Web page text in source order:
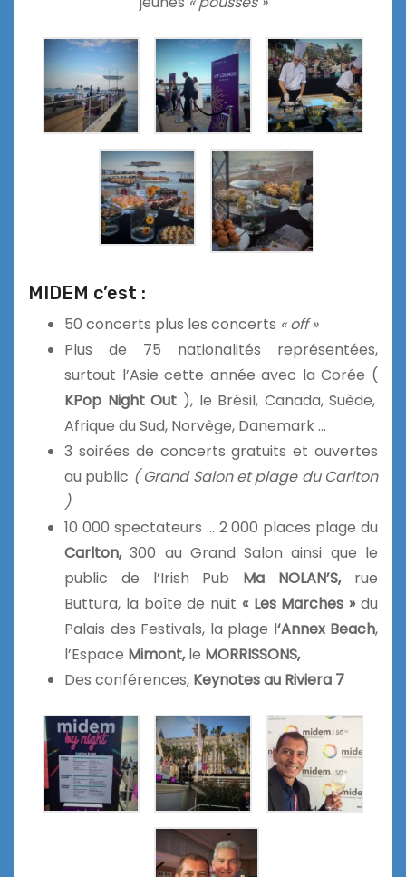
MIDEM c’est :
50 concerts plus les concerts « off »
Plus de 75 nationalités représentées,
surtout l’Asie cette année avec la Corée (
KPop Night Out ), le Brésil, Canada, Suède,
Afrique du Sud, Norvège, Danemark …
3 soirées de concerts gratuits et ouvertes
au public ( Grand Salon et plage du Carlton
)
10 000 spectateurs … 2 000 places plage du
Carlton,300 au Grand Salon ainsi que le
public de l’Irish Pub Ma NOLAN’S,rue
Buttura, la boîte de nuit « Les Marches »du
Palais des Festivals, la plage l‘Annex Beach,
l’Espace Mimont,le MORRISSONS,
Des conférences, Keynotes au Riviera 7